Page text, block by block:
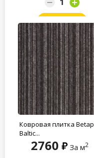
Ковровая плитка Betap
Baltic...
2760 За м2